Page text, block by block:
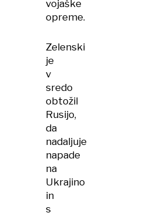
vojaške
opreme.
Zelenski
je
v
sredo
obtožil
Rusijo,
da
nadaljuje
napade
na
Ukrajino
in
s